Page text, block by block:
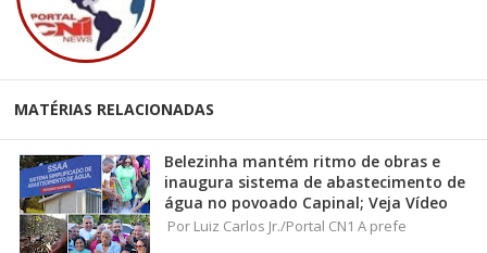
MATÉRIAS RELACIONADAS
Belezinha mantém ritmo de obras e
inaugura sistema de abastecimento de
água no povoado Capinal; Veja Vídeo
Por Luiz Carlos Jr./Portal CN1 A prefe